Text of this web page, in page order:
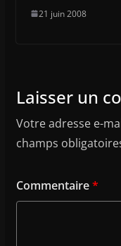
21 juin 2008
Laisser un
Votre adresse e-
champs
Commentaire*